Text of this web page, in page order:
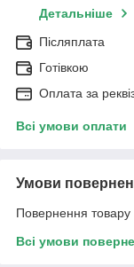
Детальніше
Післяплата
Готівкою
Оплата за
Всі умови оплати
Умови
Повернення товару
Всі умови